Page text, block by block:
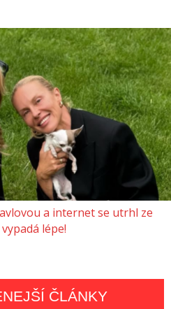
a internet se utrhl ze
lépe!
ČLÁNKY